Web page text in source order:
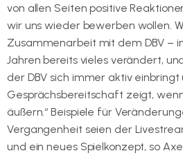
von allen Seiten positive
wir uns wieder bewerben wollen.
Zusammenarbeit mit dem DBV –
Jahren bereits vieles verändert,
der DBV sich immer aktiv einbringt
Gesprächsbereitschaft zeigt,
äußern.“ Beispiele für
Vergangenheit seien der
und ein neues Spielkonzept, so